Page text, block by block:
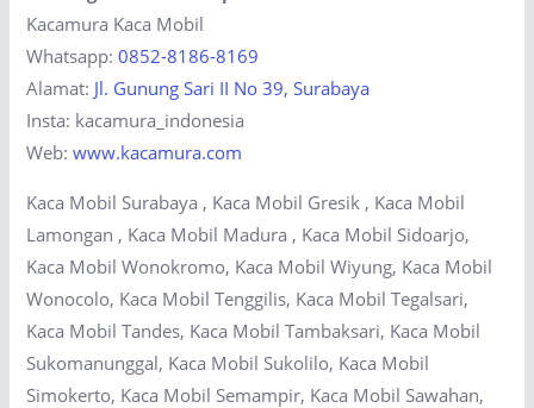
Kacamura Kaca Mobil
Whatsapp:0852-8186-8169
Alamat: Jl. Gunung Sari II No 39, Surabaya
Insta: kacamura_indonesia
Web:www.kacamura.com
Kaca Mobil Surabaya , Kaca Mobil Gresik , Kaca Mobil
Lamongan , Kaca Mobil Madura , Kaca Mobil Sidoarjo,
Kaca Mobil Wonokromo, Kaca Mobil Wiyung, Kaca Mobil
Wonocolo, Kaca Mobil Tenggilis, Kaca Mobil Tegalsari,
Kaca Mobil Tandes, Kaca Mobil Tambaksari, Kaca Mobil
Sukomanunggal, Kaca Mobil Sukolilo, Kaca Mobil
Simokerto, Kaca Mobil Semampir, Kaca Mobil Sawahan,